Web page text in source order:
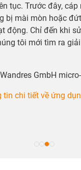
cáp bus công
liệu ổn định. Cáp
tải cơ học và điện
Development
thông tin chi tiết về